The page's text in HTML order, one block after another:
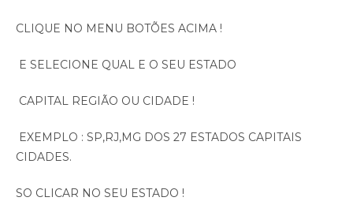
CLIQUE NO MENU BOTÕES ACIMA !
E SELECIONE QUAL E O SEU ESTADO
CAPITAL REGIÃO OU CIDADE !
EXEMPLO : SP,RJ,MG DOS 27 ESTADOS CAPITAIS
CIDADES.
SO CLICAR NO SEU ESTADO !